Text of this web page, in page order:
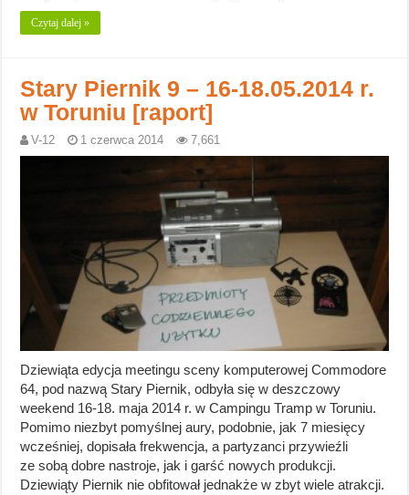
Czytaj dalej »
Stary Piernik 9 – 16-18.05.2014 r.
w Toruniu [raport]
V-12 1 czerwca 2014 7,661
Dziewiąta edycja meetingu sceny komputerowej Commodore
64, pod nazwą Stary Piernik, odbyła się w deszczowy
weekend 16-18. maja 2014 r. w Campingu Tramp w Toruniu.
Pomimo niezbyt pomyślnej aury, podobnie, jak 7 miesięcy
wcześniej, dopisała frekwencja, a partyzanci przywieźli
ze sobą dobre nastroje, jak i garść nowych produkcji.
Dziewiąty Piernik nie obfitował jednakże w zbyt wiele atrakcji.